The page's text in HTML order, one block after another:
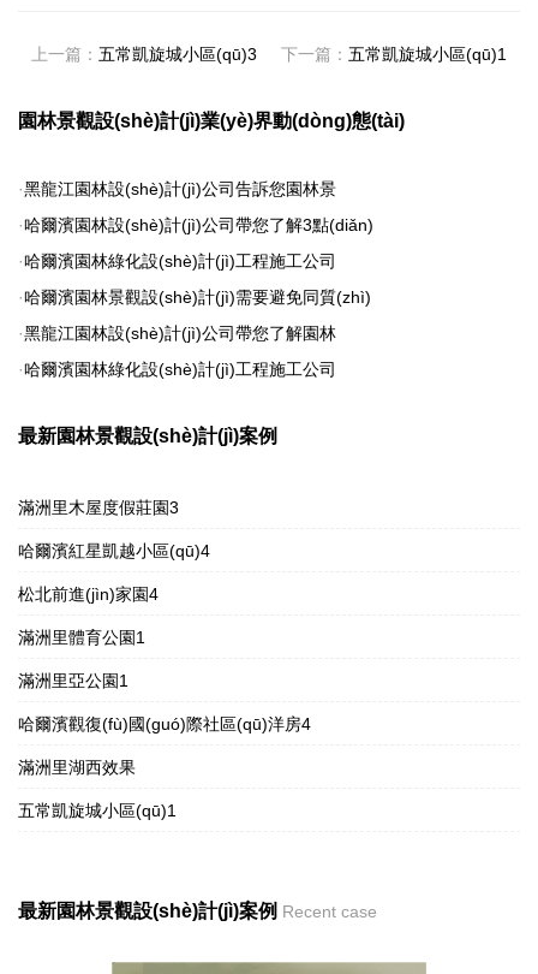
上一篇： 五常凱旋城小區(qū)3 下一篇： 五常凱旋城小區(qū)1
園林景觀設(shè)計(jì)業(yè)界動(dòng)態(tài)
·黑龍江園林設(shè)計(jì)公司告訴您園林景
·哈爾濱園林設(shè)計(jì)公司帶您了解3點(diǎn)
·哈爾濱園林綠化設(shè)計(jì)工程施工公司
·哈爾濱園林景觀設(shè)計(jì)需要避免同質(zhì)
·黑龍江園林設(shè)計(jì)公司帶您了解園林
·哈爾濱園林綠化設(shè)計(jì)工程施工公司
最新園林景觀設(shè)計(jì)案例
滿洲里木屋度假莊園3
哈爾濱紅星凱越小區(qū)4
松北前進(jìn)家園4
滿洲里體育公園1
滿洲里亞公園1
哈爾濱觀復(fù)國(guó)際社區(qū)洋房4
滿洲里湖西效果
五常凱旋城小區(qū)1
最新園林景觀設(shè)計(jì)案例 Recent case